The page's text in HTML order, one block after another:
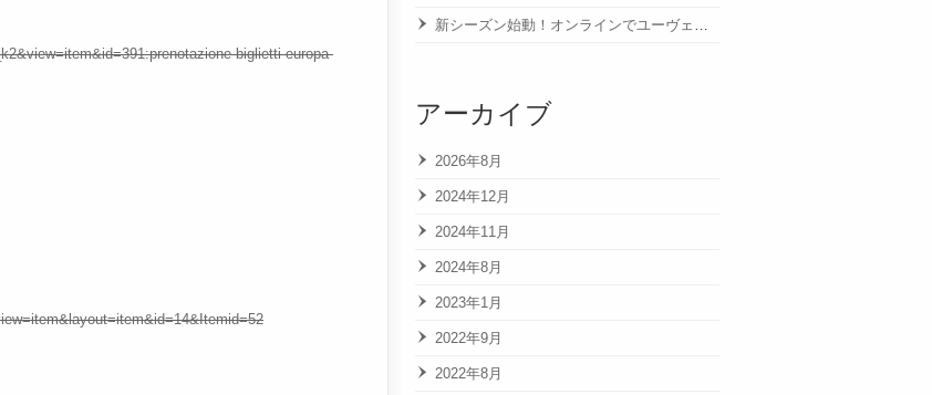
biglietti-europa-
新シーズン始動！オンラインでユーヴェを語ろう！参加者募集
アーカイブ
2026年8月
2024年12月
2024年11月
2024年8月
2023年1月
2022年9月
2022年8月